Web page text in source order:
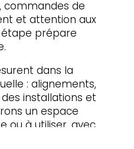
commandes de
et attention aux
prépare
dans la
: alignements,
installations et
un espace
ou à utiliser, avec